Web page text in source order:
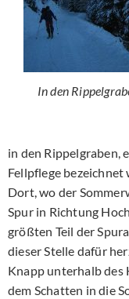
In den
in den Rippelgraben,
Fellpflege bezeichnet
Dort, wo der
Spur in Richtung
größten Teil der
dieser Stelle dafür
Knapp unterhalb des
dem Schatten in die